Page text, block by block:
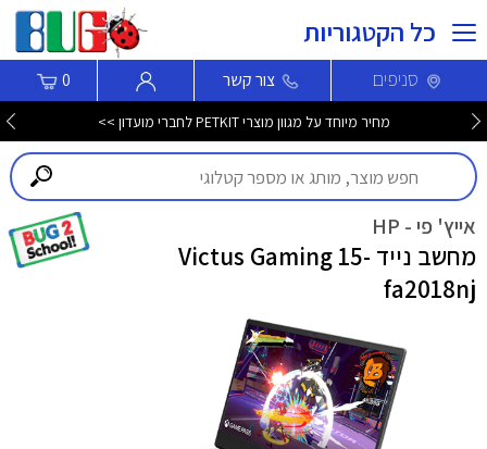
כל הקטגוריות
סניפים צור קשר 0
מחיר מיוחד על מגוון מוצרי PETKIT לחברי מועדון >>
אייץ' פי - HP
מחשב נייד Victus Gaming 15-
fa2018nj